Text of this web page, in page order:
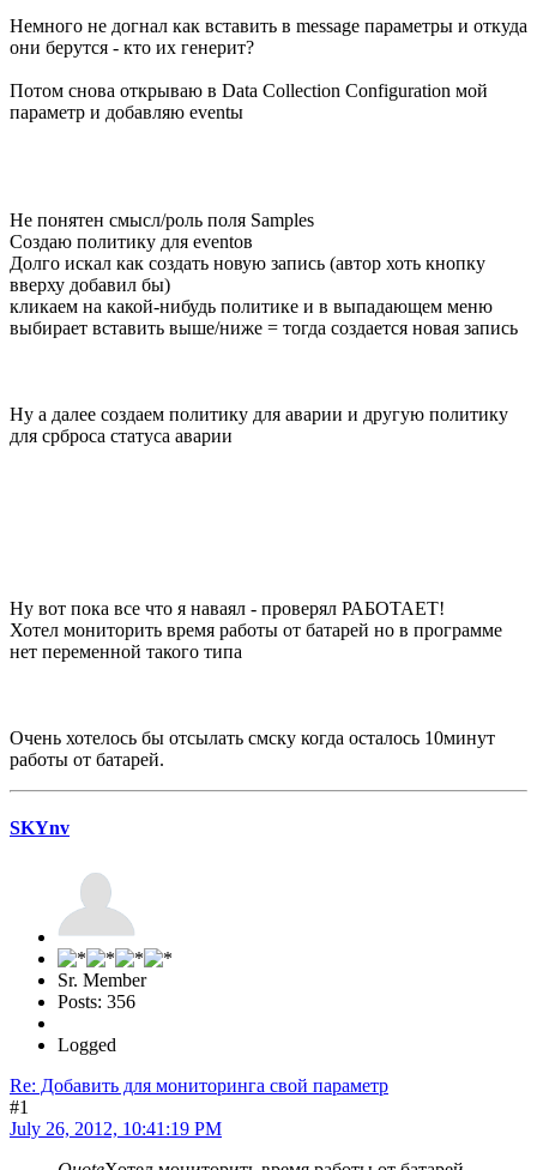
Немного не догнал как вставить в message параметры и откуда
они берутся - кто их генерит?
Потом снова открываю в Data Collection Configuration мой
параметр и добавляю eventы
Не понятен смысл/роль поля Samples
Создаю политику для eventов
Долго искал как создать новую запись (автор хоть кнопку
вверху добавил бы)
кликаем на какой-нибудь политике и в выпадающем меню
выбирает вставить выше/ниже = тогда создается новая запись
Ну а далее создаем политику для аварии и другую политику
для срброса статуса аварии
Ну вот пока все что я наваял - проверял РАБОТАЕТ!
Хотел мониторить время работы от батарей но в программе
нет переменной такого типа
Очень хотелось бы отсылать смску когда осталось 10минут
работы от батарей.
SKYnv
Sr. Member
Posts: 356
Logged
Re: Добавить для мониторинга свой параметр
#1
July 26, 2012, 10:41:19 PM